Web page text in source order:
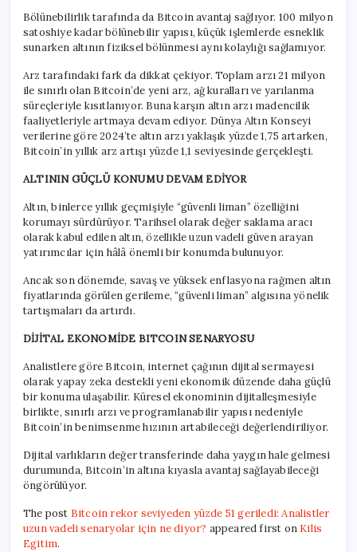
Bölünebilirlik tarafında da Bitcoin avantaj sağlıyor. 100 milyon
satoshiye kadar bölünebilir yapısı, küçük işlemlerde esneklik
sunarken altının fiziksel bölünmesi aynı kolaylığı sağlamıyor.
Arz tarafındaki fark da dikkat çekiyor. Toplam arzı 21 milyon
ile sınırlı olan Bitcoin’de yeni arz, ağ kuralları ve yarılanma
süreçleriyle kısıtlanıyor. Buna karşın altın arzı madencilik
faaliyetleriyle artmaya devam ediyor. Dünya Altın Konseyi
verilerine göre 2024’te altın arzı yaklaşık yüzde 1,75 artarken,
Bitcoin’in yıllık arz artışı yüzde 1,1 seviyesinde gerçekleşti.
ALTININ GÜÇLÜ KONUMU DEVAM EDİYOR
Altın, binlerce yıllık geçmişiyle “güvenli liman” özelliğini
korumayı sürdürüyor. Tarihsel olarak değer saklama aracı
olarak kabul edilen altın, özellikle uzun vadeli güven arayan
yatırımcılar için hâlâ önemli bir konumda bulunuyor.
Ancak son dönemde, savaş ve yüksek enflasyona rağmen altın
fiyatlarında görülen gerileme, “güvenli liman” algısına yönelik
tartışmaları da artırdı.
DİJİTAL EKONOMİDE BITCOIN SENARYOSU
Analistlere göre Bitcoin, internet çağının dijital sermayesi
olarak yapay zeka destekli yeni ekonomik düzende daha güçlü
bir konuma ulaşabilir. Küresel ekonominin dijitalleşmesiyle
birlikte, sınırlı arzı ve programlanabilir yapısı nedeniyle
Bitcoin’in benimsenme hızının artabileceği değerlendiriliyor.
Dijital varlıkların değer transferinde daha yaygın hale gelmesi
durumunda, Bitcoin’in altına kıyasla avantaj sağlayabileceği
öngörülüyor.
The post Bitcoin rekor seviyeden yüzde 51 geriledi: Analistler
uzun vadeli senaryolar için ne diyor? appeared first on Kilis
Egitim.